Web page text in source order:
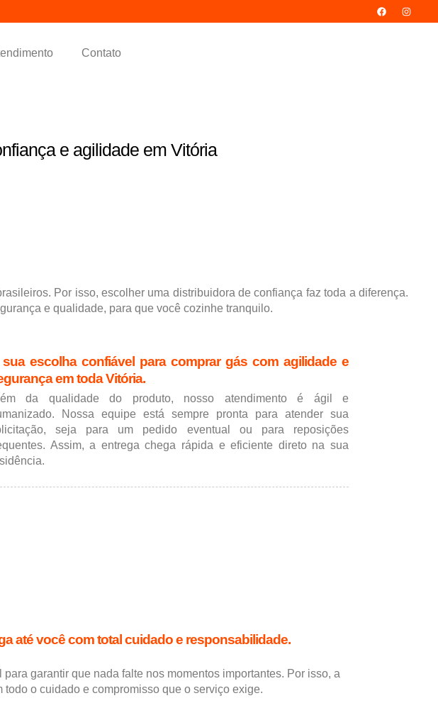
Contato
e agilidade em Vitória
Por isso, escolher uma distribuidora de confiança faz toda a diferença.
e qualidade, para que você cozinhe tranquilo.
escolha confiável para comprar gás com agilidade e
em toda Vitória.
da qualidade do produto, nosso atendimento é ágil e
Nossa equipe está sempre pronta para atender sua
seja para um pedido eventual ou para reposições
Assim, a entrega chega rápida e eficiente direto na sua
até você com total cuidado e responsabilidade.
garantir que nada falte nos momentos importantes. Por isso, a
o cuidado e compromisso que o serviço exige.